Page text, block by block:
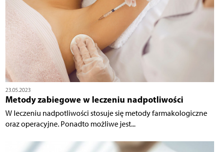
23.05.2023
Metody zabiegowe w leczeniu nadpotliwości
W leczeniu nadpotliwości stosuje się metody farmakologiczne
oraz operacyjne. Ponadto możliwe jest...